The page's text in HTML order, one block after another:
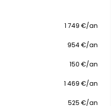
1 749 €/an
954 €/an
150 €/an
1 469 €/an
525 €/an